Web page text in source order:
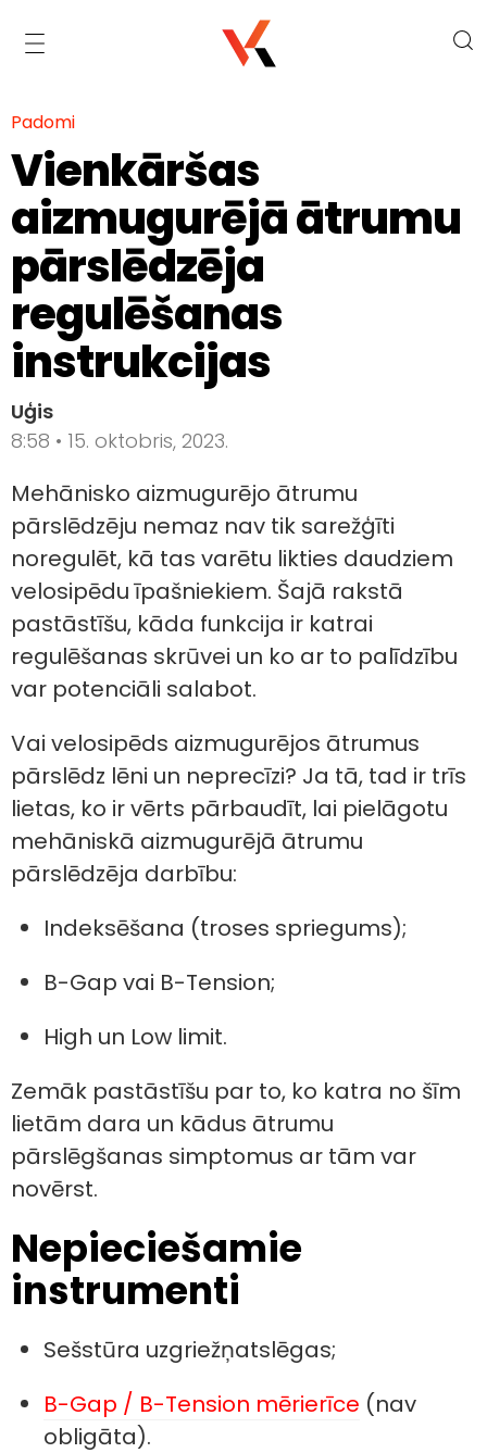
Padomi
Vienkāršas
aizmugurējā ātrumu
pārslēdzēja
regulēšanas
instrukcijas
Uģis
8:58 • 15. oktobris, 2023.
Mehānisko aizmugurējo ātrumu
pārslēdzēju nemaz nav tik sarežģīti
noregulēt, kā tas varētu likties daudziem
velosipēdu īpašniekiem. Šajā rakstā
pastāstīšu, kāda funkcija ir katrai
regulēšanas skrūvei un ko ar to palīdzību
var potenciāli salabot.
Vai velosipēds aizmugurējos ātrumus
pārslēdz lēni un neprecīzi? Ja tā, tad ir trīs
lietas, ko ir vērts pārbaudīt, lai pielāgotu
mehāniskā aizmugurējā ātrumu
pārslēdzēja darbību:
Indeksēšana (troses spriegums);
B-Gap vai B-Tension;
High un Low limit.
Zemāk pastāstīšu par to, ko katra no šīm
lietām dara un kādus ātrumu
pārslēgšanas simptomus ar tām var
novērst.
Nepieciešamie
instrumenti
Sešstūra uzgriežņatslēgas;
B-Gap / B-Tension mērierīce (nav
obligāta).